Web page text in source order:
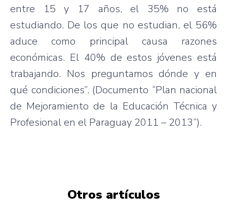
entre 15 y 17 años, el 35% no está
estudiando. De los que no estudian, el 56%
aduce como principal causa razones
económicas. El 40% de estos jóvenes está
trabajando. Nos preguntamos dónde y en
qué condiciones”. (Documento “Plan nacional
de Mejoramiento de la Educación Técnica y
Profesional en el Paraguay 2011 – 2013”).
Otros artículos